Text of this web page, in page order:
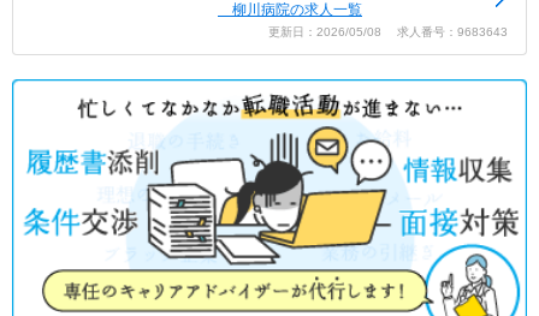
柳川病院の求人一覧
更新日：2026/05/08 求人番号：9683643